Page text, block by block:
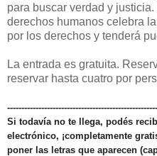
para buscar verdad y
derechos humanos celebra
por los derechos y tenderá
La entrada es gratuita.
reservar hasta cuatro por
Si todavía no te llega, podés
electrónico, ¡completamente
poner las letras que aparecen